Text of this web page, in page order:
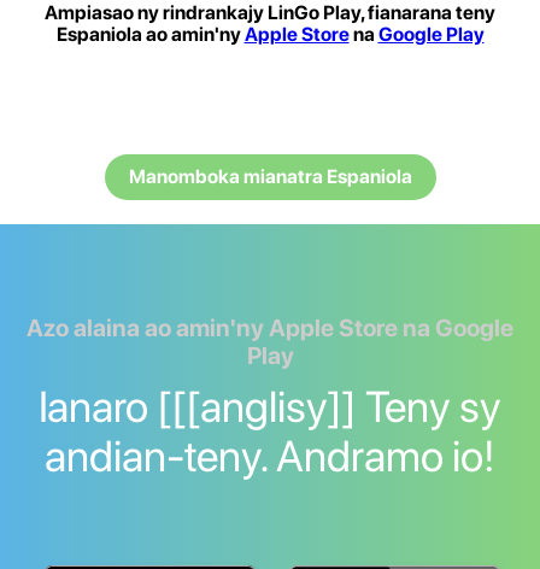
Ampiasao ny rindrankajy LinGo Play, fianarana teny
Espaniola ao amin'nyApple Storena Google Play
Manomboka mianatra Espaniola
Azo alaina ao amin'ny Apple Store na Google
Play
Ianaro [[[anglisy]] Teny sy
andian-teny. Andramo io!